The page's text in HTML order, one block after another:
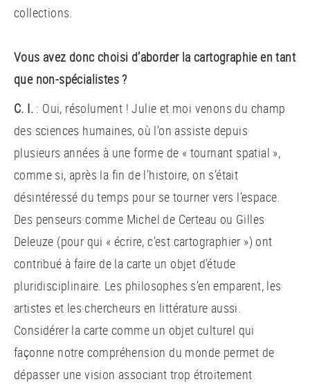
collections.
Vous avez donc choisi d’aborder la cartographie en tant
que non-spécialistes ?
C. I. : Oui, résolument ! Julie et moi venons du champ
des sciences humaines, où l’on assiste depuis
plusieurs années à une forme de « tournant spatial »,
comme si, après la fin de l’histoire, on s’était
désintéressé du temps pour se tourner vers l’espace.
Des penseurs comme Michel de Certeau ou Gilles
Deleuze (pour qui « écrire, c’est cartographier ») ont
contribué à faire de la carte un objet d’étude
pluridisciplinaire. Les philosophes s’en emparent, les
artistes et les chercheurs en littérature aussi.
Considérer la carte comme un objet culturel qui
façonne notre compréhension du monde permet de
dépasser une vision associant trop étroitement